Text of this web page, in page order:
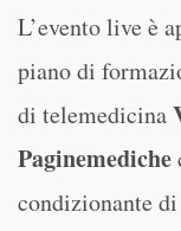
L’evento live è
piano di
di telemedicina
Paginemediche
condizionante di